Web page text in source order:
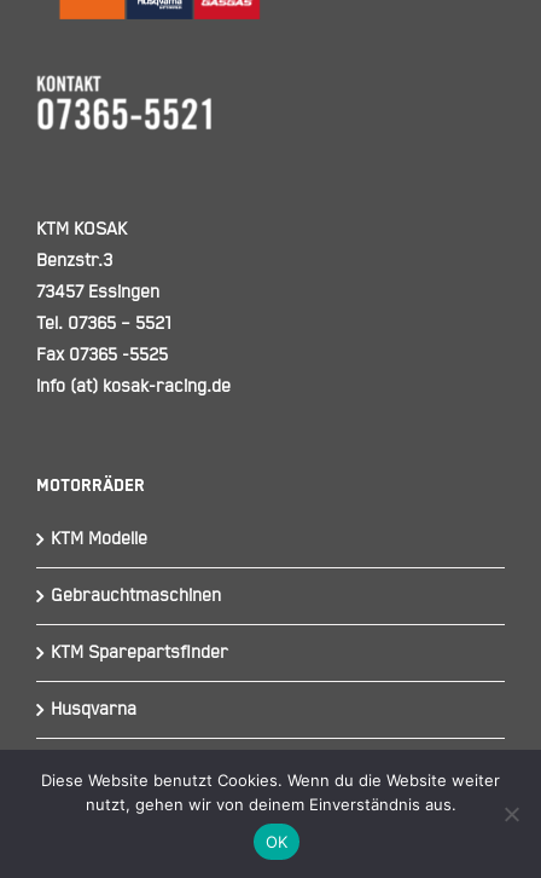
KTM KOSAK
Benzstr.3
73457 Essingen
Tel. 07365 – 5521
Fax 07365 -5525
info (at) kosak-racing.de
Motorräder
KTM Modelle
Gebrauchtmaschinen
KTM Sparepartsfinder
Husqvarna
Diese Website benutzt Cookies. Wenn du die Website weiter
nutzt, gehen wir von deinem Einverständnis aus.
OK